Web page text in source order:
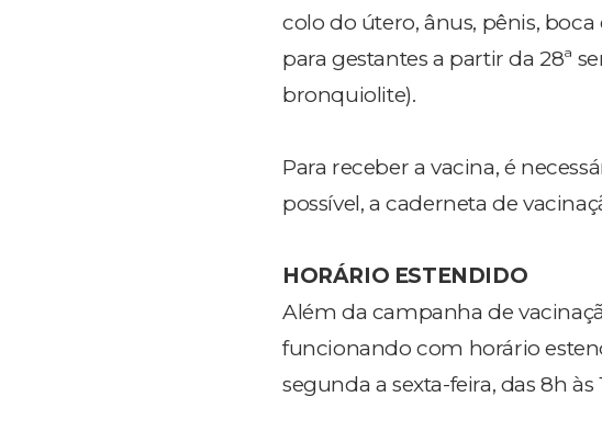
colo do útero, ânus, pênis,
para gestantes a partir da 28ª
bronquiolite).
Para receber a vacina, é
possível, a caderneta de
HORÁRIO ESTENDIDO
Além da campanha de
funcionando com horário
segunda a sexta-feira, das 8h